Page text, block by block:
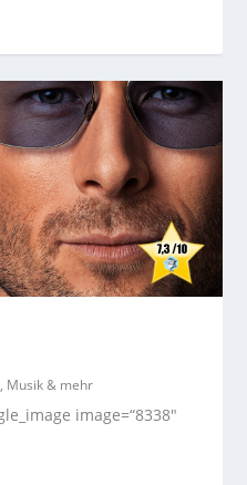
Musik & mehr
image=“8338″